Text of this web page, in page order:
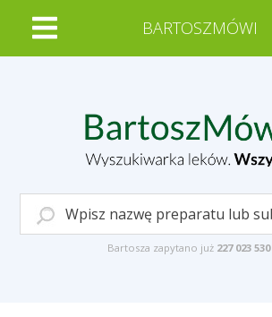
BARTOSZMÓWI
Bartosza zapytano już 227 023 530